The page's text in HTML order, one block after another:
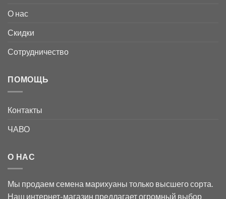
О нас
Скидки
Сотрудничество
ПОМОЩЬ
Контакты
ЧАВО
О НАС
Мы продаем семена марихуаны только высшего сорта.
Наш интернет-магазин предлагает огромный выбор